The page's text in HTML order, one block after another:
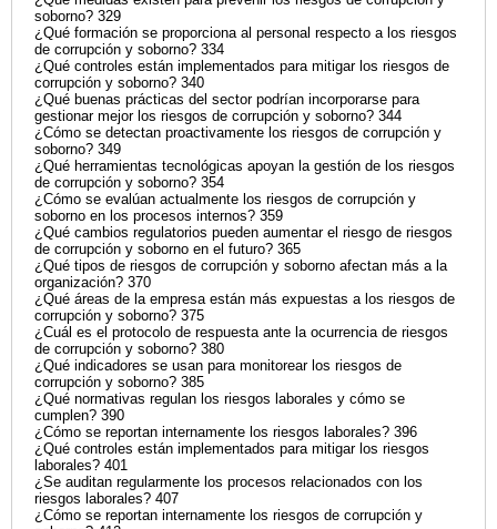
soborno? 329
¿Qué formación se proporciona al personal respecto a los riesgos
de corrupción y soborno? 334
¿Qué controles están implementados para mitigar los riesgos de
corrupción y soborno? 340
¿Qué buenas prácticas del sector podrían incorporarse para
gestionar mejor los riesgos de corrupción y soborno? 344
¿Cómo se detectan proactivamente los riesgos de corrupción y
soborno? 349
¿Qué herramientas tecnológicas apoyan la gestión de los riesgos
de corrupción y soborno? 354
¿Cómo se evalúan actualmente los riesgos de corrupción y
soborno en los procesos internos? 359
¿Qué cambios regulatorios pueden aumentar el riesgo de riesgos
de corrupción y soborno en el futuro? 365
¿Qué tipos de riesgos de corrupción y soborno afectan más a la
organización? 370
¿Qué áreas de la empresa están más expuestas a los riesgos de
corrupción y soborno? 375
¿Cuál es el protocolo de respuesta ante la ocurrencia de riesgos
de corrupción y soborno? 380
¿Qué indicadores se usan para monitorear los riesgos de
corrupción y soborno? 385
¿Qué normativas regulan los riesgos laborales y cómo se
cumplen? 390
¿Cómo se reportan internamente los riesgos laborales? 396
¿Qué controles están implementados para mitigar los riesgos
laborales? 401
¿Se auditan regularmente los procesos relacionados con los
riesgos laborales? 407
¿Cómo se reportan internamente los riesgos de corrupción y